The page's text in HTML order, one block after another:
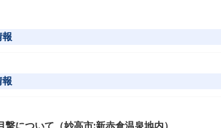
報
報
撃について（妙高市:新赤倉温泉地内）